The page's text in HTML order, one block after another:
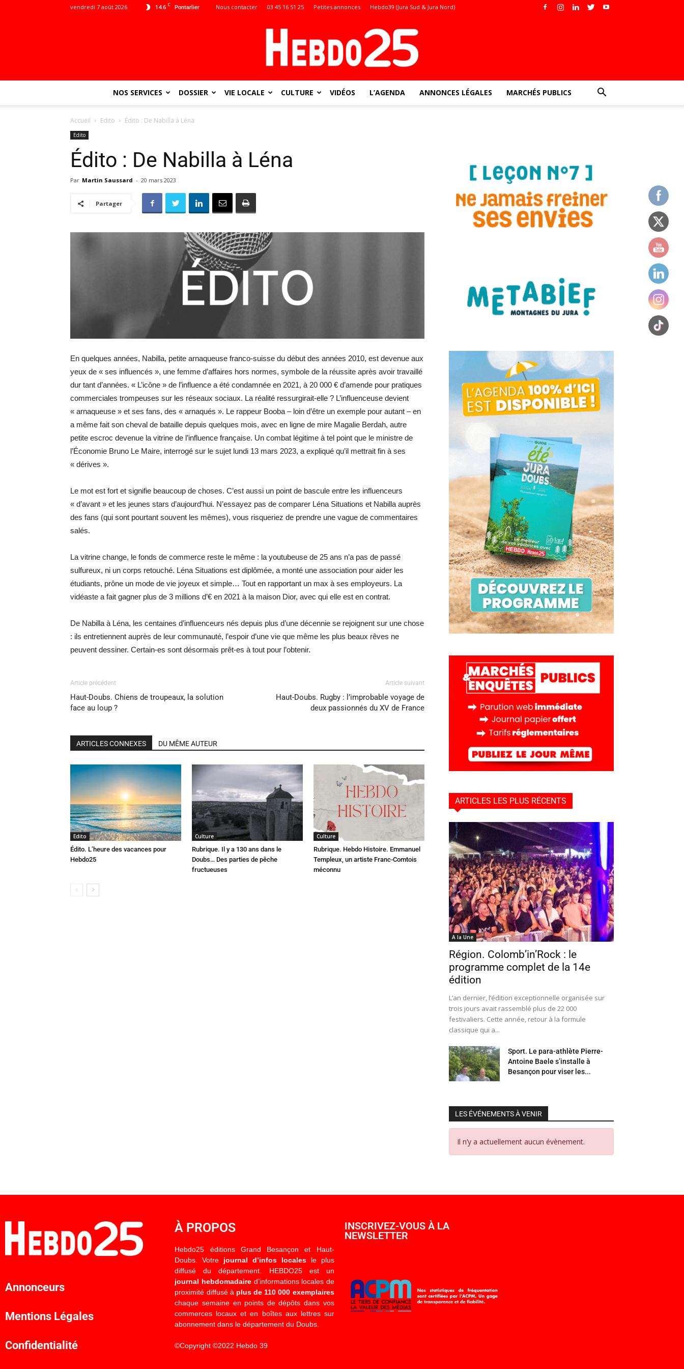
14.6 C Pontarlier
vendredi 7 août 2026 Nous contacter 03 45 16 51 25 Petites annonces Hebdo39 (Jura Sud & Jura Nord)
toute
–
NOS SERVICES DOSSIER VIE LOCALE CULTURE VIDÉOS L’AGENDA ANNONCES LÉGALES MARCHÉS PUBLICS
Accueil Edito Édito : De Nabilla à Léna
Edito
Édito : De Nabilla à Léna
Par Martin Saussard - 20 mars 2023
Partager
En quelques années, Nabilla, petite arnaqueuse franco-suisse du début des années 2010, est devenue aux
yeux de « ses influencés », une femme d’affaires hors normes, symbole de la réussite après avoir travaillé
dur tant d’années. « L’icône » de l’influence a été condamnée en 2021, à 20 000 € d’amende pour pratiques
commerciales trompeuses sur les réseaux sociaux. La réalité ressurgirait-elle ? L’influenceuse devient
« arnaqueuse » et ses fans, des « arnaqués ». Le rappeur Booba – loin d’être un exemple pour autant – en
a même fait son cheval de bataille depuis quelques mois, avec en ligne de mire Magalie Berdah, autre
petite escroc devenue la vitrine de l’influence française. Un combat légitime à tel point que le ministre de
l’Économie Bruno Le Maire, interrogé sur le sujet lundi 13 mars 2023, a expliqué qu’il mettrait fin à ses
« dérives ».
Le mot est fort et signifie beaucoup de choses. C’est aussi un point de bascule entre les influenceurs
« d’avant » et les jeunes stars d’aujourd’hui. N’essayez pas de comparer Léna Situations et Nabilla auprès
des fans (qui sont pourtant souvent les mêmes), vous risqueriez de prendre une vague de commentaires
salés.
La vitrine change, le fonds de commerce reste le même : la youtubeuse de 25 ans n’a pas de passé
sulfureux, ni un corps retouché. Léna Situations est diplômée, a monté une association pour aider les
étudiants, prône un mode de vie joyeux et simple… Tout en rapportant un max à ses employeurs. La
vidéaste a fait gagner plus de 3 millions d’€ en 2021 à la maison Dior, avec qui elle est en contrat.
De Nabilla à Léna, les centaines d’influenceurs nés depuis plus d’une décennie se rejoignent sur une chose
: ils entretiennent auprès de leur communauté, l’espoir d’une vie que même les plus beaux rêves ne
peuvent dessiner. Certain-es sont désormais prêt-es à tout pour l’obtenir.
Article précédent
Haut-Doubs. Chiens de troupeaux, la solution
face au loup ?
Article suivant
Haut-Doubs. Rugby : l’improbable voyage de
deux passionnés du XV de France
ARTICLES CONNEXES DU MÊME AUTEUR
Edito
Édito. L’heure des vacances pour
Hebdo25
Culture
Rubrique. Il y a 130 ans dans le
Doubs… Des parties de pêche
fructueuses
Culture
Rubrique. Hebdo Histoire. Emmanuel
Templeux, un artiste Franc-Comtois
méconnu
ARTICLES LES PLUS RÉCENTS
A la Une
Région. Colomb’in’Rock : le
programme complet de la 14e
édition
L’an dernier, l’édition exceptionnelle organisée sur
trois jours avait rassemblé plus de 22 000
festivaliers. Cette année, retour à la formule
classique qui a...
Sport. Le para-athlète Pierre-
Antoine Baele s’installe à
Besançon pour viser les...
LES ÉVÉNEMENTS À VENIR
Il n’y a actuellement aucun évènement.
Annonceurs
Mentions Légales
Confidentialité
À PROPOS
Hebdo25 éditions Grand Besançon et Haut-
Doubs. Votre journal d’infos localesle plus
diffusé du département. HEBDO25 est un
journal hebdomadaired’informations locales de
proximité diffusé à plus de 110 000 exemplaires
chaque semaine en points de dépôts dans vos
commerces locaux et en boîtes aux lettres sur
abonnement dans le département du Doubs.
©Copyright ©2022 Hebdo 39
INSCRIVEZ-VOUS À LA
NEWSLETTER